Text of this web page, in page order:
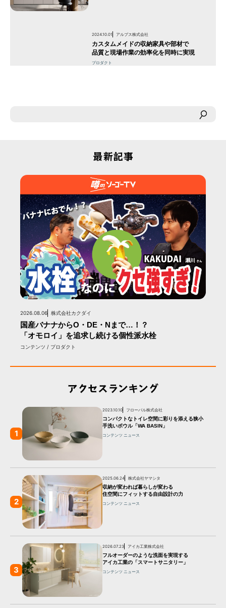
2024.10.01 アルプス株式会社
カスタムメイドの収納家具や部材で
品質と現場作業の効率化を同時に実現
プロダクト
最新記事
2026.08.06 株式会社カクダイ
国産バナナからO・DE・Nまで…！？
「オモロイ」を追求し続ける個性派水栓
コンテンツ / プロダクト
アクセスランキング
1
2023.10.10 フローバル株式会社
コンパクトなトイレ空間に彩りを添える狭小
手洗いボウル「WA BASIN」
コンテンツ ニュース
2
2025.06.24 株式会社ヤマシタ
収納が変われば暮らしが変わる
住空間にフィットする自由設計の力
コンテンツ ニュース
3
2026.07.23 アイカ工業株式会社
フルオーダーのような洗面を実現する
アイカ工業の「スマートサニタリー」
コンテンツ ニュース